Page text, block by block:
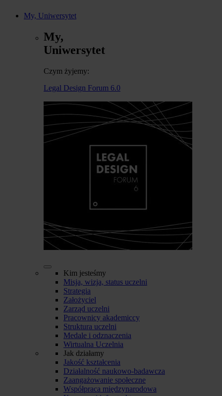
My, Uniwersytet
My,
Uniwersytet
Czym żyjemy:
Legal Design Forum 6.0
Kim jesteśmy
Misja, wizja, status uczelni
Strategia
Założyciel
Zarząd uczelni
Pracownicy akademiccy
Struktura uczelni
Medale i odznaczenia
Wirtualna Uczelnia
Jak działamy
Jakość kształcenia
Działalność naukowo-badawcza
Zaangażowanie społeczne
Współpraca międzynarodowa